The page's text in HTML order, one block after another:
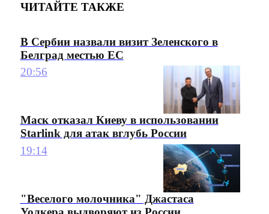
ЧИТАЙТЕ ТАКЖЕ
В Сербии назвали визит Зеленского в
Белград местью ЕС
20:56
Маск отказал Киеву в использовании
Starlink для атак вглубь России
19:14
"Веселого молочника" Джастаса